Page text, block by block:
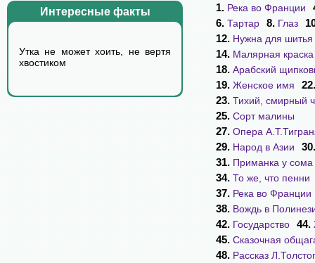
Интересные факты
Утка не может хоить, не вертя
хвостиком
1. Река во Франции
6. Тартар 8. Глаз
12. Нужна для шитья
14. Малярная краска
18. Арабский
19. Женское имя
23. Тихий, смирный
25. Сорт малины
27. Опера
29. Народ в Азии
31. Приманка у сома
34. То же, что пенни
37. Река во Франции
38. Вождь в
42. Государство 44.
45. Сказочная
48. Рассказ